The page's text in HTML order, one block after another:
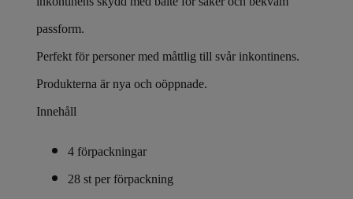
passform.
Perfekt för personer med måttlig till svår inkontinens.
Produkterna är nya och oöppnade.
Innehåll
4 förpackningar
28 st per förpackning